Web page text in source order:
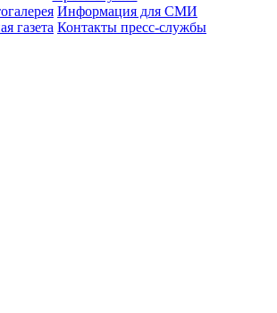
Информация для СМИ
газета Контакты пресс-службы